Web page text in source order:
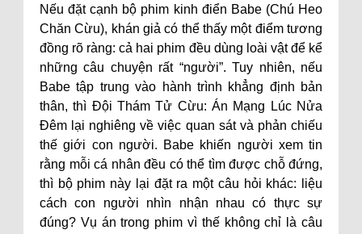
Nếu đặt cạnh bộ phim kinh điển Babe (Chú Heo
Chăn Cừu), khán giả có thể thấy một điểm tương
đồng rõ ràng: cả hai phim đều dùng loài vật để kể
những câu chuyện rất “người”. Tuy nhiên, nếu
Babe tập trung vào hành trình khẳng định bản
thân, thì Đội Thám Tử Cừu: Án Mạng Lúc Nửa
Đêm lại nghiêng về việc quan sát và phản chiếu
thế giới con người. Babe khiến người xem tin
rằng mỗi cá nhân đều có thể tìm được chỗ đứng,
thì bộ phim này lại đặt ra một câu hỏi khác: liệu
cách con người nhìn nhận nhau có thực sự
đúng? Vụ án trong phim vì thế không chỉ là câu